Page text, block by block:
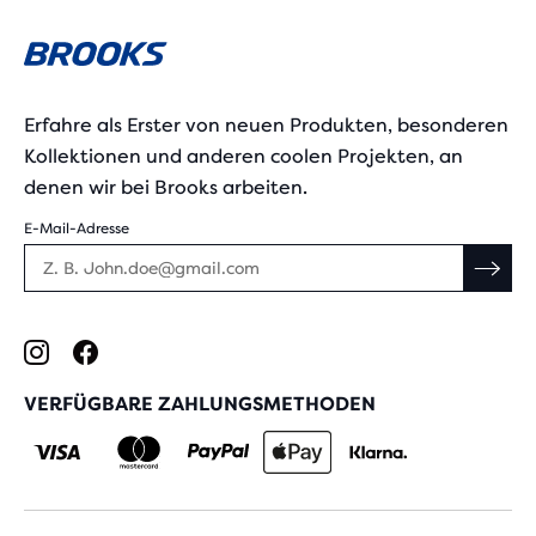
Erfahre als Erster von neuen Produkten, besonderen
Kollektionen und anderen coolen Projekten, an
denen wir bei Brooks arbeiten.
E-Mail-Adresse
VERFÜGBARE ZAHLUNGSMETHODEN